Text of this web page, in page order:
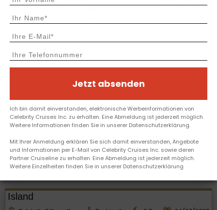
Bis sur 600€ Rabatt pro Kabine
929€
Vereinigte Staaten von Amerika, Antigua und Barbuda
Celebrity Silhouette Fort Lauderdale
Luxuriöse Kreuzfahrten
All Included-Angebot verfügbar
-60% auf den 2. Mitfahrer
Vollpension
929€
Island
Jetzt absenden
Ich bin damit einverstanden, elektronische Werbeinformationen von
Celebrity Cruises Inc. zu erhalten. Eine Abmeldung ist jederzeit möglich.
Weitere Informationen finden Sie in unserer Datenschutzerklärung.
Mit Ihrer Anmeldung erklären Sie sich damit einverstanden, Angebote
und Informationen per E-Mail von Celebrity Cruises Inc. sowie deren
Partner Cruiseline zu erhalten. Eine Abmeldung ist jederzeit möglich.
Weitere Einzelheiten finden Sie in unserer Datenschutzerklärung